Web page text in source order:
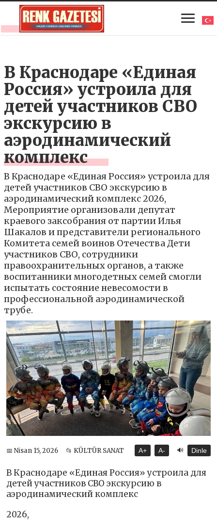
В Краснодаре «Единая
Россия» устроила для
детей участников СВО
экскурсию в
аэродинамический
комплекс
В Краснодаре «Единая Россия» устроила для
детей участников СВО экскурсию в
аэродинамический комплекс 2026,
Мероприятие организовали депутат
краевого заксобрания от партии Илья
Шакалов и представители регионального
Комитета семей воинов Отечества Дети
участников СВО, сотрудники
правоохранительных органов, а также
воспитанники многодетных семей смогли
испытать состояние невесомости в
профессиональной аэродинамической
трубе.
📅 Nisan 15, 2026 📂 KÜLTÜR SANAT A+ A- 🔊 Dinle
В Краснодаре «Единая Россия» устроила для
детей участников СВО экскурсию в
аэродинамический комплекс
2026,